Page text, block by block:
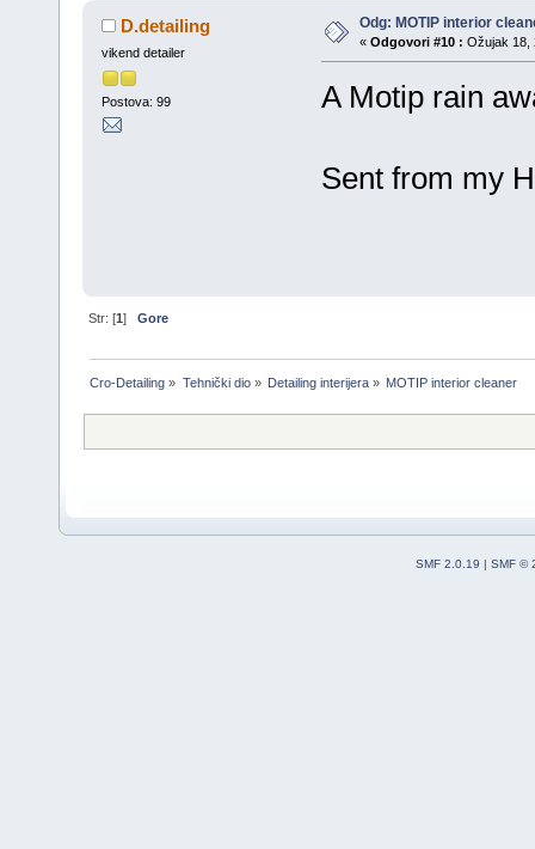
D.detailing
vikend detailer
Postova: 99
Odg: MOTIP interior
« Odgovori #10 : Ožujak 18,
A Motip rain
Sent from my
Str: [1]Gore
Cro-Detailing » Tehnički dio» Detailing interijera» MOTIP interior cleaner
SMF 2.0.19 | SMF ©